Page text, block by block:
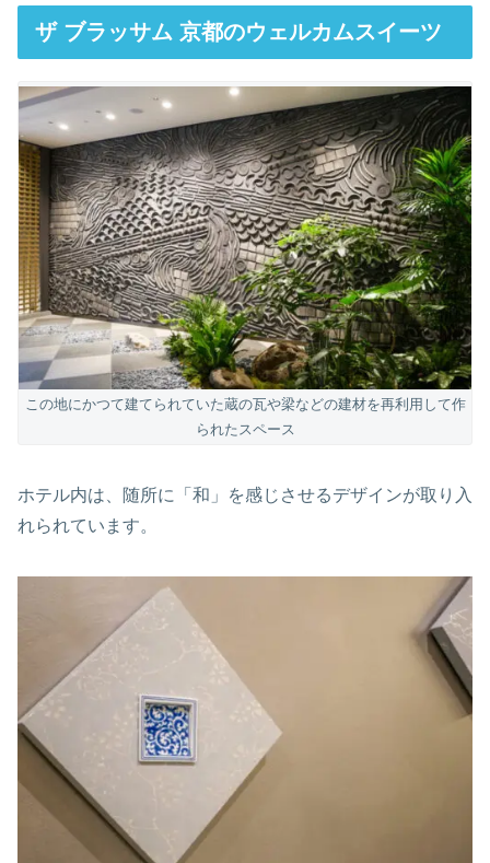
ザ ブラッサム 京都のウェルカムスイーツ
この地にかつて建てられていた蔵の瓦や梁などの建材を再利用して作
られたスペース
ホテル内は、随所に「和」を感じさせるデザインが取り入
れられています。